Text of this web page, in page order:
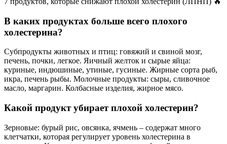
В каких продуктах больше всего плохого
холестерина?
Субпродукты животных и птиц: говяжий и свиной мозг,
печень, почки, легкое. Яичный желток и сырые яйца:
куриные, индюшиные, утиные, гусиные. Жирные сорта рыб,
икра, печень рыбы. Молочные продукты: сыры, сливочное
масло, маргарин. Колбасные изделия, жирное мясо.
Какой продукт убирает плохой холестерин?
Зерновые: бурый рис, овсянка, ячмень – содержат много
клетчатки, которая регулирует уровень холестерина в